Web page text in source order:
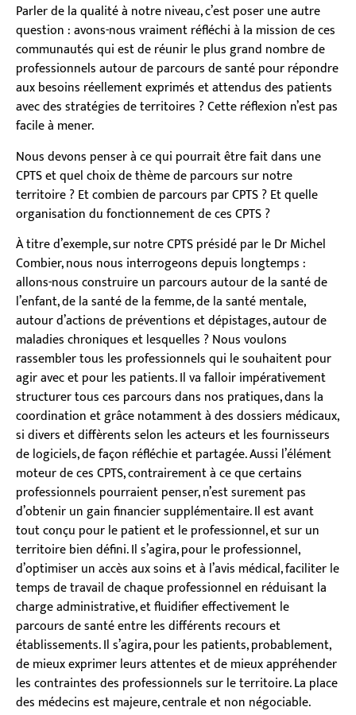
Parler de la qualité à notre niveau, c’est poser une autre
question : avons-nous vraiment réfléchi à la mission de ces
communautés qui est de réunir le plus grand nombre de
professionnels autour de parcours de santé pour répondre
aux besoins réellement exprimés et attendus des patients
avec des stratégies de territoires ? Cette réflexion n’est pas
facile à mener.
Nous devons penser à ce qui pourrait être fait dans une
CPTS et quel choix de thème de parcours sur notre
territoire ? Et combien de parcours par CPTS ? Et quelle
organisation du fonctionnement de ces CPTS ?
À titre d’exemple, sur notre CPTS présidé par le Dr Michel
Combier, nous nous interrogeons depuis longtemps :
allons-nous construire un parcours autour de la santé de
l’enfant, de la santé de la femme, de la santé mentale,
autour d’actions de préventions et dépistages, autour de
maladies chroniques et lesquelles ? Nous voulons
rassembler tous les professionnels qui le souhaitent pour
agir avec et pour les patients. Il va falloir impérativement
structurer tous ces parcours dans nos pratiques, dans la
coordination et grâce notamment à des dossiers médicaux,
si divers et diffèrents selon les acteurs et les fournisseurs
de logiciels, de façon réfléchie et partagée. Aussi l’élément
moteur de ces CPTS, contrairement à ce que certains
professionnels pourraient penser, n’est surement pas
d’obtenir un gain financier supplémentaire. Il est avant
tout conçu pour le patient et le professionnel, et sur un
territoire bien défini. Il s’agira, pour le professionnel,
d’optimiser un accès aux soins et à l’avis médical, faciliter le
temps de travail de chaque professionnel en réduisant la
charge administrative, et fluidifier effectivement le
parcours de santé entre les différents recours et
établissements. Il s’agira, pour les patients, probablement,
de mieux exprimer leurs attentes et de mieux appréhender
les contraintes des professionnels sur le territoire. La place
des médecins est majeure, centrale et non négociable.